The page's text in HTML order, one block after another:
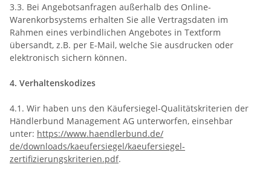
3.3. Bei Angebotsanfragen außerhalb des Online-
Warenkorbsystems erhalten Sie alle Vertragsdaten im
Rahmen eines verbindlichen Angebotes in Textform
übersandt, z.B. per E-Mail, welche Sie ausdrucken oder
elektronisch sichern können.
4. Verhaltenskodizes
4.1. Wir haben uns den Käufersiegel-Qualitätskriterien der
Händlerbund Management AG unterworfen, einsehbar
unter: https://www.haendlerbund.de/
de/downloads/kaeufersiegel/kaeufersiegel-
zertifizierungskriterien.pdf.